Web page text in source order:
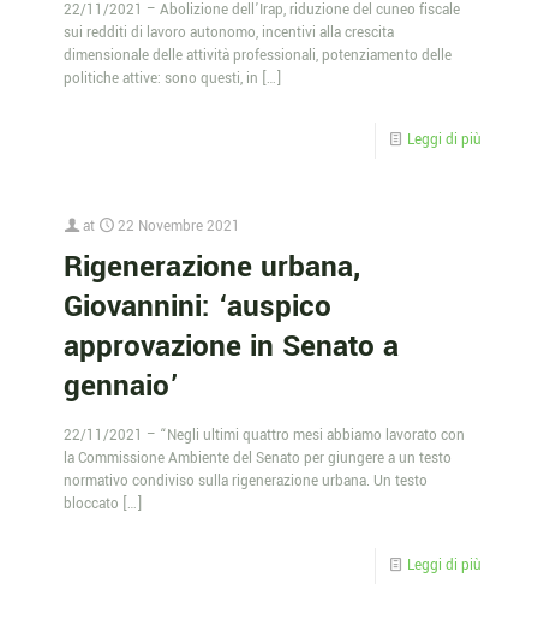
22/11/2021 – Abolizione dell’Irap, riduzione del cuneo fiscale
sui redditi di lavoro autonomo, incentivi alla crescita
dimensionale delle attività professionali, potenziamento delle
politiche attive: sono questi, in […]
Leggi di più
at 22 Novembre 2021
Rigenerazione urbana,
Giovannini: ‘auspico
approvazione in Senato a
gennaio’
22/11/2021 – “Negli ultimi quattro mesi abbiamo lavorato con
la Commissione Ambiente del Senato per giungere a un testo
normativo condiviso sulla rigenerazione urbana. Un testo
bloccato […]
Leggi di più